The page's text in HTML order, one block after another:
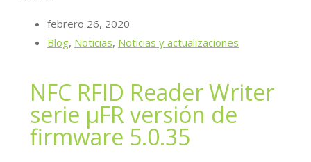
febrero 26, 2020
Blog, Noticias, Noticias y actualizaciones
NFC RFID Reader Writer
serie μFR versión de
firmware 5.0.35